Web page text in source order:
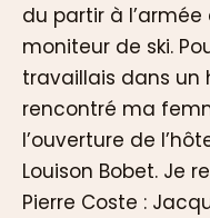
du partir à
moniteur de ski.
travaillais dans un
rencontré ma
l’ouverture de
Louison Bobet. Je
Pierre Coste :